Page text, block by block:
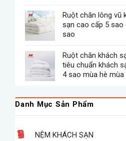
Ruột chăn lông vũ
sạn cao cấp 5 sao
sao
Ruột chăn khách
tiêu chuẩn khách
4 sao mùa hè mùa
Danh Mục Sản Phẩm
NỆM KHÁCH SẠN